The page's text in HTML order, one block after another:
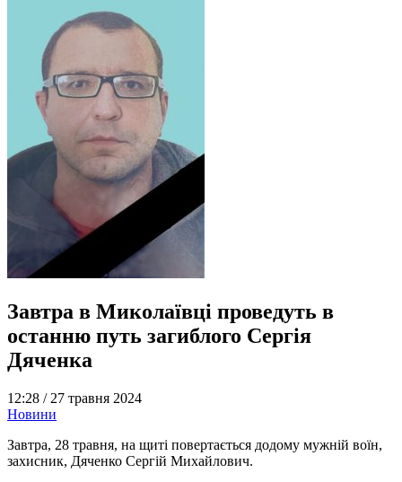
Завтра в Миколаївці проведуть в
останню путь загиблого Сергія
Дяченка
12:28 / 27 травня 2024
Новини
Завтра, 28 травня, на щиті повертається додому мужній воїн,
захисник, Дяченко Сергій Михайлович.